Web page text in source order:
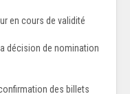
en cours de validité
décision de nomination
des billets